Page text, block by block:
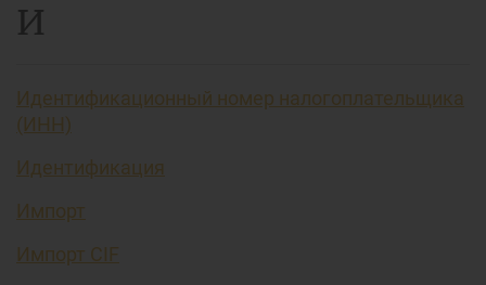
И
Идентификационный номер налогоплательщика
(ИНН)
Идентификация
Импорт
Импорт CIF